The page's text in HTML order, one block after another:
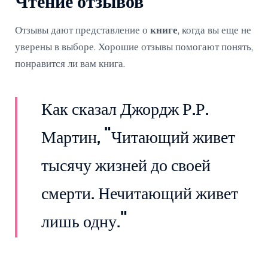
Отзывы дают представление о книге, когда вы еще не
уверены в выборе. Хорошие отзывы помогают понять,
понравится ли вам книга.
Как сказал Джордж Р.Р.
Мартин, "Читающий живет
тысячу жизней до своей
смерти. Нечитающий живет
лишь одну."